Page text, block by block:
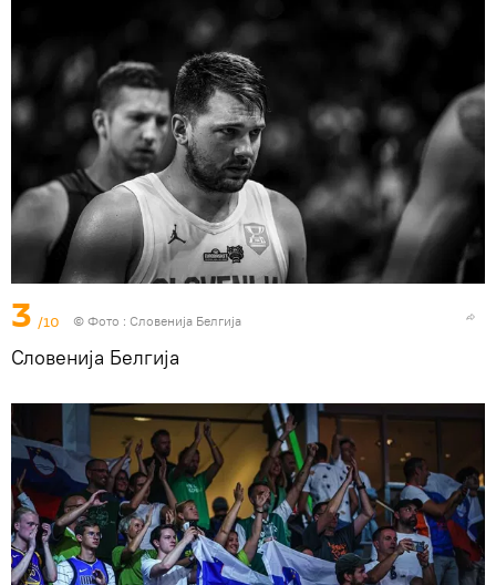
3 /10 © Фото : Словенија Белгија
Словенија Белгија